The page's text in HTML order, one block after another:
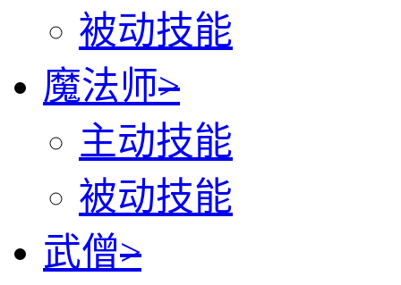
被动技能
魔法师>
主动技能
被动技能
武僧>